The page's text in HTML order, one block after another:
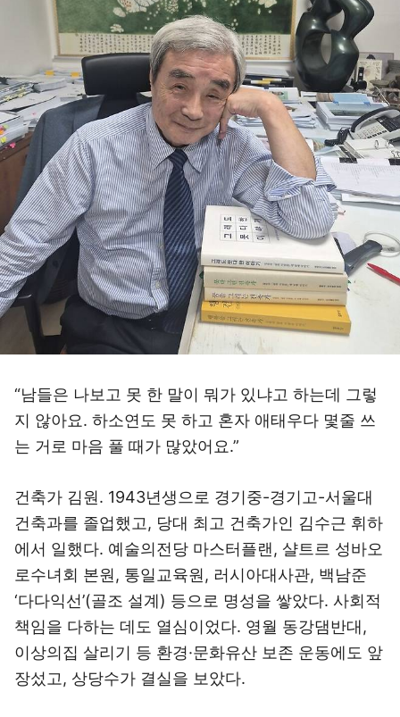
“남들은 나보고 못 한 말이 뭐가 있냐고 하는데 그렇
지 않아요. 하소연도 못 하고 혼자 애태우다 몇줄 쓰
는 거로 마음 풀 때가 많았어요.”
건축가 김원. 1943년생으로 경기중-경기고-서울대
건축과를 졸업했고, 당대 최고 건축가인 김수근 휘하
에서 일했다. 예술의전당 마스터플랜, 샬트르 성바오
로수녀회 본원, 통일교육원, 러시아대사관, 백남준
‘다다익선’(골조 설계) 등으로 명성을 쌓았다. 사회적
책임을 다하는 데도 열심이었다. 영월 동강댐반대,
이상의집 살리기 등 환경·문화유산 보존 운동에도 앞
장섰고, 상당수가 결실을 보았다.